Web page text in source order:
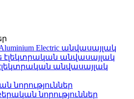
Electric անվասայլակ
անվասայլակ
էլեկտրական անվասայլակ
նորություններ
նորություններ